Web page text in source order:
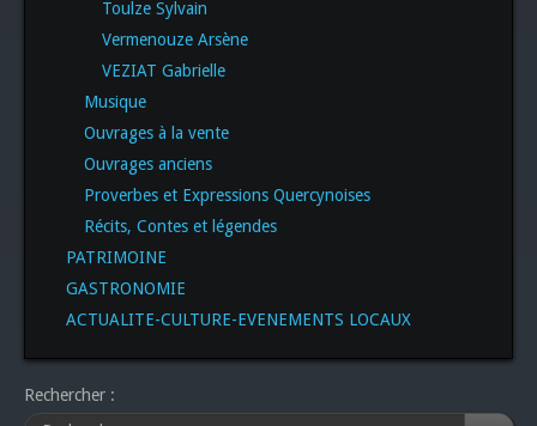
Toulze Sylvain
Vermenouze Arsène
VEZIAT Gabrielle
Musique
Ouvrages à la vente
Ouvrages anciens
Proverbes et Expressions Quercynoises
Récits, Contes et légendes
PATRIMOINE
GASTRONOMIE
ACTUALITE-CULTURE-EVENEMENTS LOCAUX
Rechercher :